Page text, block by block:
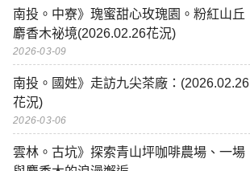
南投。中寮》瑰蜜甜心玫瑰園。粉紅山丘
麝香木祕境(2026.02.26花況)
2026-03-09
南投。國姓》走訪九尖茶廠：(2026.02.26
花況)
2026-03-06
雲林。古坑》探索青山坪咖啡農場、一場